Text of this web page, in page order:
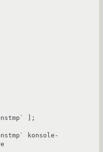
];
konsole-